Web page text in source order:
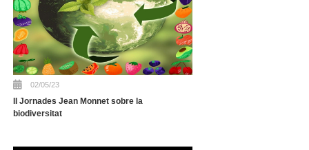
02/05/23
II Jornades Jean Monnet sobre la
biodiversitat